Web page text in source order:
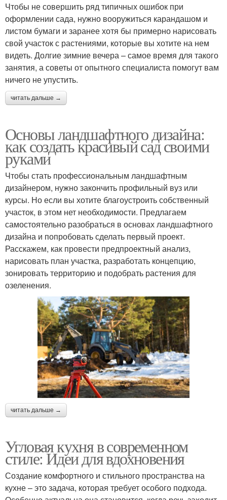
Чтобы не совершить ряд типичных ошибок при
оформлении сада, нужно вооружиться карандашом и
листом бумаги и заранее хотя бы примерно нарисовать
свой участок с растениями, которые вы хотите на нем
видеть. Долгие зимние вечера – самое время для такого
занятия, а советы от опытного специалиста помогут вам
ничего не упустить.
читать дальше →
Основы ландшафтного дизайна:
как создать красивый сад своими
руками
Чтобы стать профессиональным ландшафтным
дизайнером, нужно закончить профильный вуз или
курсы. Но если вы хотите благоустроить собственный
участок, в этом нет необходимости. Предлагаем
самостоятельно разобраться в основах ландшафтного
дизайна и попробовать сделать первый проект.
Расскажем, как провести предпроектный анализ,
нарисовать план участка, разработать концепцию,
зонировать территорию и подобрать растения для
озеленения.
читать дальше →
Угловая кухня в современном
стиле: Идеи для вдохновения
Создание комфортного и стильного пространства на
кухне – это задача, которая требует особого подхода.